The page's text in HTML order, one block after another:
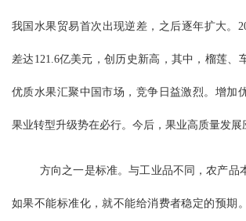
我国水果贸易首次出现逆差，之后逐年扩大。
差达121.6亿美元，创历史新高，其中，榴莲、
优质水果汇聚中国市场，竞争日益激烈。增加
果业转型升级势在必行。今后，果业高质量发展
方向之一是标准。与工业品不同，农产品
如果不能标准化，就不能给消费者稳定的预期